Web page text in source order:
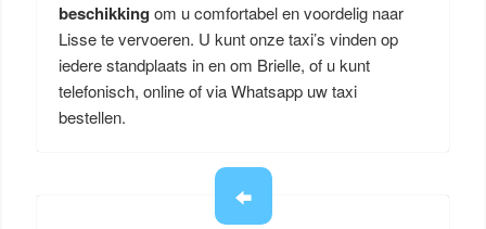
beschikking om u comfortabel en voordelig naar
Lisse te vervoeren. U kunt onze taxi’s vinden op
iedere standplaats in en om Brielle, of u kunt
telefonisch, online of via Whatsapp uw taxi
bestellen.